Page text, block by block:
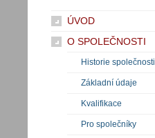
ÚVOD
O SPOLEČNOSTI
Historie společnosti
Základní údaje
Kvalifikace
Pro společníky